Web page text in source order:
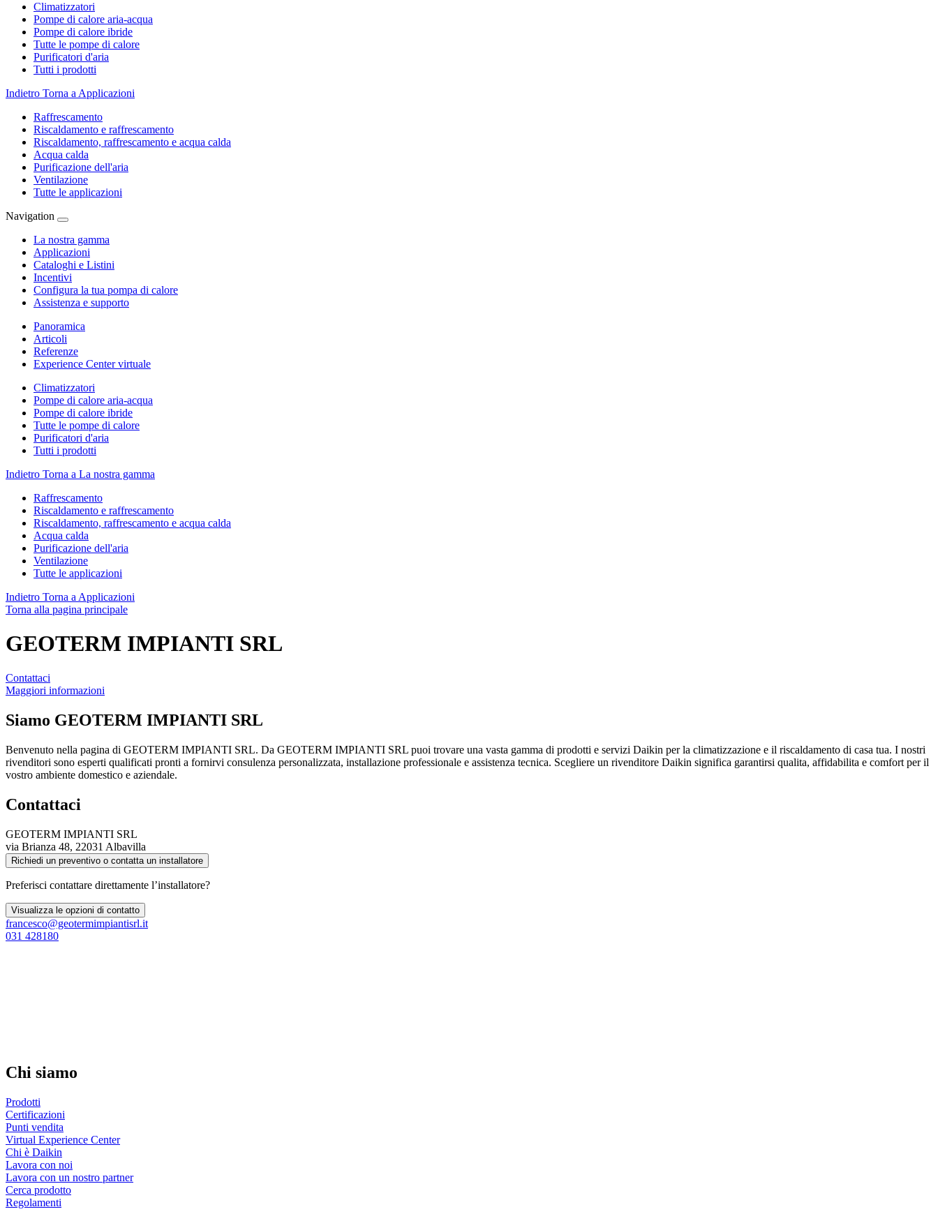
Climatizzatori
Pompe di calore aria-acqua
Pompe di calore ibride
Tutte le pompe di calore
Purificatori d'aria
Tutti i prodotti
Indietro Torna a Applicazioni
Raffrescamento
Riscaldamento e raffrescamento
Riscaldamento, raffrescamento e acqua calda
Acqua calda
Purificazione dell'aria
Ventilazione
Tutte le applicazioni
Navigation
La nostra gamma
Applicazioni
Cataloghi e Listini
Incentivi
Configura la tua pompa di calore
Assistenza e supporto
Panoramica
Articoli
Referenze
Experience Center virtuale
Climatizzatori
Pompe di calore aria-acqua
Pompe di calore ibride
Tutte le pompe di calore
Purificatori d'aria
Tutti i prodotti
Indietro Torna a La nostra gamma
Raffrescamento
Riscaldamento e raffrescamento
Riscaldamento, raffrescamento e acqua calda
Acqua calda
Purificazione dell'aria
Ventilazione
Tutte le applicazioni
Indietro Torna a Applicazioni
Torna alla pagina principale
GEOTERM IMPIANTI SRL
Contattaci
Maggiori informazioni
Siamo GEOTERM IMPIANTI SRL
Benvenuto nella pagina di GEOTERM IMPIANTI SRL. Da GEOTERM IMPIANTI SRL puoi trovare una vasta gamma di prodotti e servizi Daikin per la climatizzazione e il riscaldamento di casa tua. I nostri
rivenditori sono esperti qualificati pronti a fornirvi consulenza personalizzata, installazione professionale e assistenza tecnica. Scegliere un rivenditore Daikin significa garantirsi qualita, affidabilita e comfort per il
vostro ambiente domestico e aziendale.
Contattaci
GEOTERM IMPIANTI SRL
via Brianza 48, 22031 Albavilla
Richiedi un preventivo o contatta un installatore
Preferisci contattare direttamente l’installatore?
Visualizza le opzioni di contatto
francesco@geotermimpiantisrl.it
031 428180
Chi siamo
Prodotti
Certificazioni
Punti vendita
Virtual Experience Center
Chi è Daikin
Lavora con noi
Lavora con un nostro partner
Cerca prodotto
Regolamenti